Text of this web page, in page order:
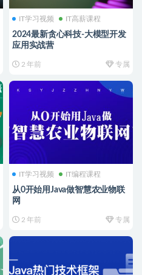
IT学习视频 IT高薪课程
2024最新贪心科技-大模型开发
应用实战营
2 年前 专属
IT学习视频 IT编程课程
从0开始用Java做智慧农业物联
网
2 年前 专属